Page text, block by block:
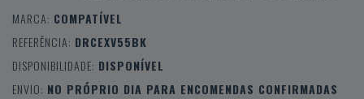
MARCA: COMPATÍVEL
REFERÊNCIA: DRCEXV55BK
DISPONIBILIDADE: DISPONÍVEL
ENVIO: NO PRÓPRIO DIA PARA ENCOMENDAS CONFIRMADAS